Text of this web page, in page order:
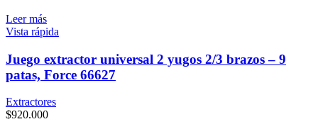
Leer más
Vista rápida
Juego extractor universal 2 yugos 2/3 brazos – 9
patas, Force 66627
Extractores
$920.000